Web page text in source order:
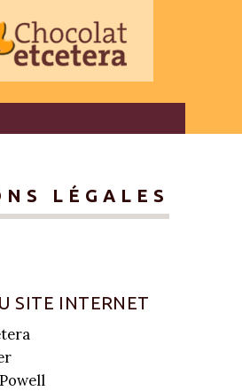
LÉGALES
SITE INTERNET